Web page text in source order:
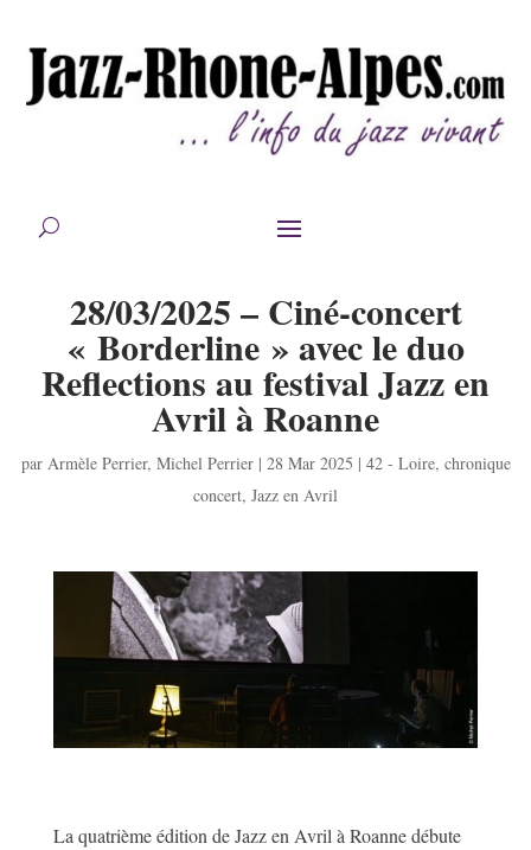
28/03/2025 – Ciné-concert
« Borderline » avec le duo
Reflections au festival Jazz en
Avril à Roanne
par Armèle Perrier, Michel Perrier| 28 Mar 2025 | 42 - Loire, chronique
concert, Jazz en Avril
La quatrième édition de Jazz en Avril à Roanne débute